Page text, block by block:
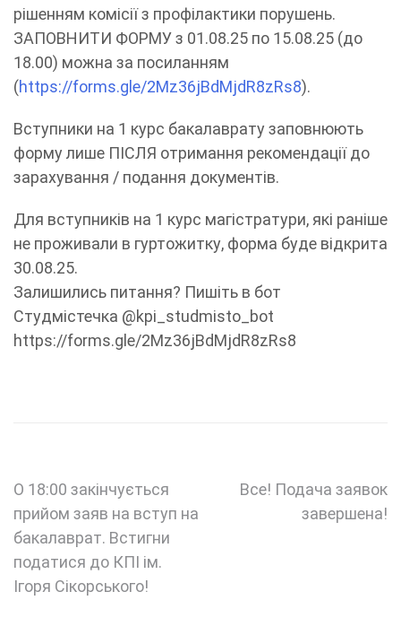
рішенням комісії з профілактики порушень.
ЗАПОВНИТИ ФОРМУ з 01.08.25 по 15.08.25 (до
18.00) можна за посиланням
(https://forms.gle/2Mz36jBdMjdR8zRs8).
Вступники на 1 курс бакалаврату заповнюють
форму лише ПІСЛЯ отримання рекомендації до
зарахування / подання документів.
Для вступників на 1 курс магістратури, які раніше
не проживали в гуртожитку, форма буде відкрита
30.08.25.
Залишились питання? Пишіть в бот
Студмістечка @kpi_studmisto_bot
https://forms.gle/2Mz36jBdMjdR8zRs8
Навігація
записів
О 18:00 закінчується
прийом заяв на вступ на
бакалаврат. Встигни
податися до КПІ ім.
Ігоря Сікорського!
Все! Подача заявок
завершена!